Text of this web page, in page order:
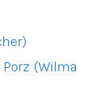
(Wilma